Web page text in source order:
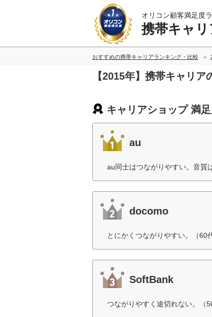
オリコン顧客満足度
携帯キャリ
おすすめの携帯キャリアランキング・比較
【2015年】携帯キャリ
キャリアショップ 満
au
au同士はつながりやすい。音質
docomo
とにかくつながりやすい。（60
SoftBank
つながりやすく途切れない。（